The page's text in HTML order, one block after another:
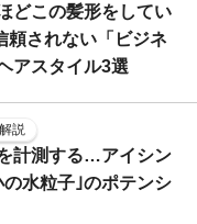
どこの髪形をしてい
頼されない「ビジネ
アスタイル3選
説
計測する…アイシン
水粒子｣のポテンシ